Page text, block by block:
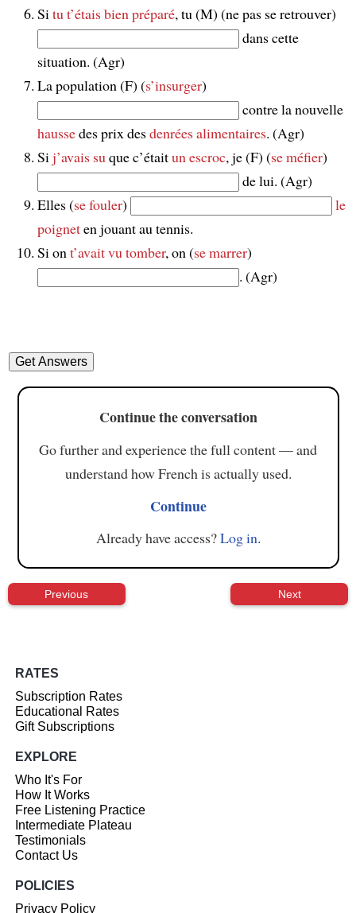
Si tu t’étais bien préparé, tu (M) (ne pas se retrouver)
dans cette
situation. (Agr)
La population (F) (s’insurger)
contre la nouvelle
haussedes prix desdenrées alimentaires. (Agr)
Si j’avais su que c’étaitun escroc, je (F) (se méfier)
de lui. (Agr)
Elles (se fouler)
le
poigneten jouant au tennis.
Si on t’avait vu tomber, on (se marrer)
. (Agr)
Continue the conversation
Go further and experience the full content — and
understand how French is actually used.
Continue
Already have access?Log in.
Previous Next
RATES
Subscription Rates
Educational Rates
Gift Subscriptions
EXPLORE
Who It's For
How It Works
Free Listening Practice
Intermediate Plateau
Testimonials
Contact Us
POLICIES
Privacy Policy